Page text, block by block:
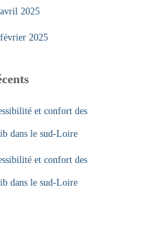
2025
2025
et confort des
dans le sud-Loire
et confort des
dans le sud-Loire